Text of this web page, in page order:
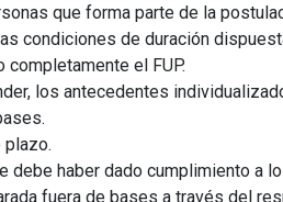
que forma parte de la
condiciones de duración
completamente el FUP.
los antecedentes
plazo.
debe haber dado cumplimiento a
fuera de bases a través del